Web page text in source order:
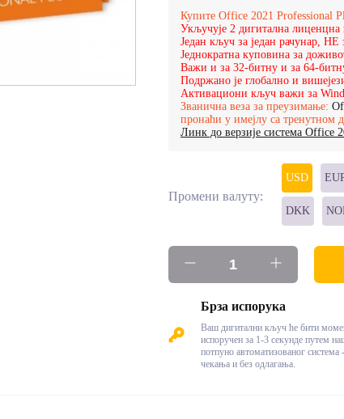
Купите Office 2021 Professional
Укључује 2 дигитална лиценцна
Један кључ за један рачунар, НЕ
Једнократна куповина за
Важи и за 32-битну и за 64-
Подржано је глобално и
Активациони кључ важи за
Званична веза за преузимање:
пронаћи у имејлу са тренутном
Линк до верзије система Office
Промени валуту:
USD
DKK
Брза испорука
Ваш дигитални кључ ће бити
испоручен за 1-3 секунде путем
потпуно автоматизованог система
чекања и без одлагања.